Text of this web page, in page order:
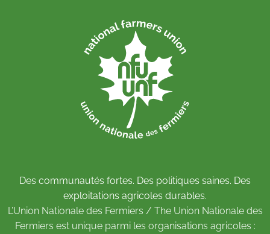
Des communautés fortes. Des politiques saines. Des
exploitations agricoles durables.
L’Union Nationale des Fermiers / The Union Nationale des
Fermiers est unique parmi les organisations agricoles :